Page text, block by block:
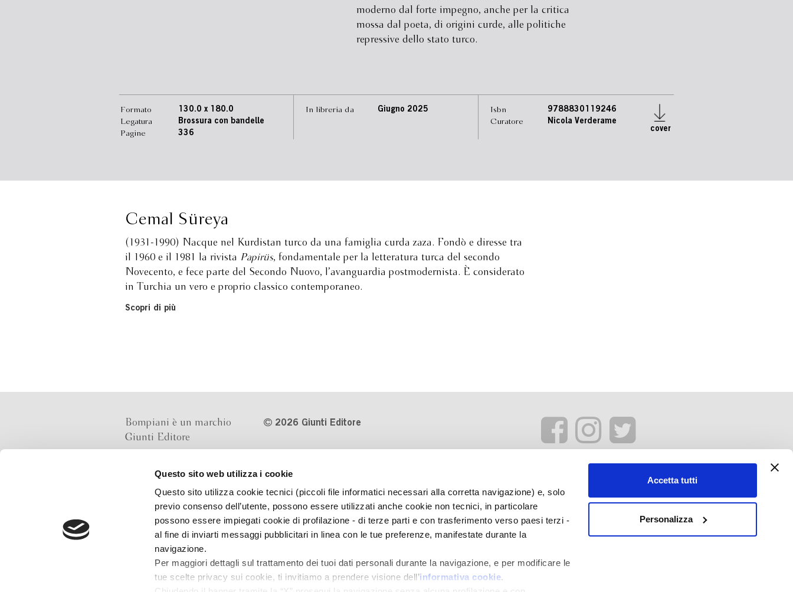
Questo sito web utilizza i cookie
Questo sito utilizza cookie tecnici (piccoli file informatici necessari alla corretta navigazione) e, solo
previo consenso dell’utente, possono essere utilizzati anche cookie non tecnici, in particolare
possono essere impiegati cookie di profilazione - di terze parti e con trasferimento verso paesi terzi -
al fine di inviarti messaggi pubblicitari in linea con le tue preferenze, manifestate durante la
navigazione.
Per maggiori dettagli sul trattamento dei tuoi dati personali durante la navigazione, e per modificare le
tue scelte privacy sui cookie, ti invitiamo a prendere visione dell’informativa cookie.
Accetta tutti
Personalizza
moderno dal forte impegno, anche per la critica
mossa dal poeta, di origini curde, alle politiche
repressive dello stato turco.
Formato
Legatura
Pagine
130.0 x 180.0
Brossura con bandelle
336
In libreria da Giugno 2025
Isbn
Curatore
9788830119246
Nicola Verderame
cover
Cemal Süreya
(1931-1990) Nacque nel Kurdistan turco da una famiglia curda zaza. Fondò e diresse tra
il 1960 e il 1981 la rivista Papirüs, fondamentale per la letteratura turca del secondo
Novecento, e fece parte del Secondo Nuovo, l’avanguardia postmodernista. È considerato
in Turchia un vero e proprio classico contemporaneo.
Scopri di più
Bompiani è un marchio
Giunti Editore
Via Bolognese 165,
50139 Firenze
Via G.B.Pirelli 30,
20124 Milano
2026 Giunti Editore
Numero d'iscrizione al Registro
Imprese di Milano REA 1327444
Informativa sulla privacy